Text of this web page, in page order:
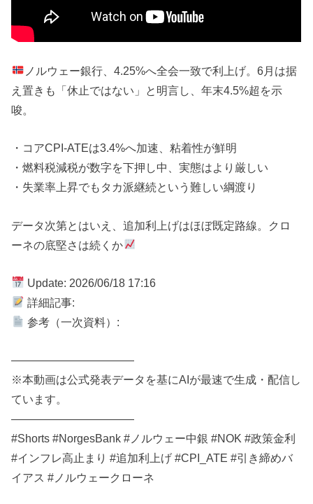
ノルウェー銀行、4.25%へ全会一致で利上げ。6月は据
え置きも「休止ではない」と明言し、年末4.5%超を示
唆。
・コアCPI-ATEは3.4%へ加速、粘着性が鮮明
・燃料税減税が数字を下押し中、実態はより厳しい
・失業率上昇でもタカ派継続という難しい綱渡り
データ次第とはいえ、追加利上げはほぼ既定路線。クロ
ーネの底堅さは続くか
Update: 2026/06/18 17:16
詳細記事:
参考（一次資料）:
———————————
※本動画は公式発表データを基にAIが最速で生成・配信し
ています。
———————————
#Shorts #NorgesBank #ノルウェー中銀 #NOK #政策金利
#インフレ高止まり #追加利上げ #CPI_ATE #引き締めバ
イアス #ノルウェークローネ